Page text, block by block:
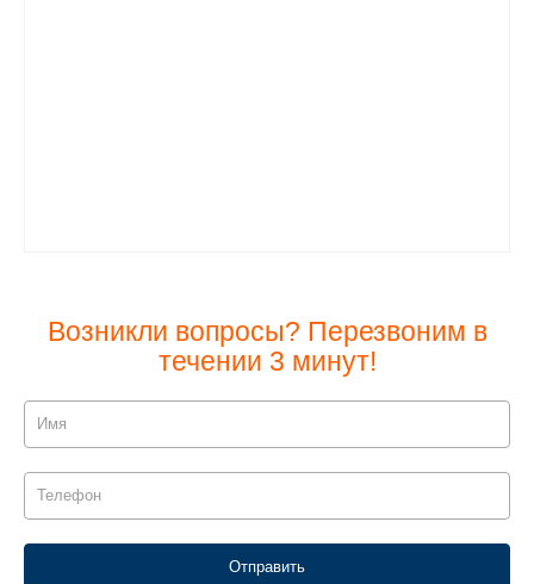
Возникли вопросы? Перезвоним в
течении 3 минут!